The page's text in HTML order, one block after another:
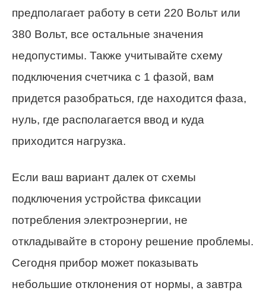
предполагает работу в сети 220 Вольт или
380 Вольт, все остальные значения
недопустимы. Также учитывайте схему
подключения счетчика с 1 фазой, вам
придется разобраться, где находится фаза,
нуль, где располагается ввод и куда
приходится нагрузка.
Если ваш вариант далек от схемы
подключения устройства фиксации
потребления электроэнергии, не
откладывайте в сторону решение проблемы.
Сегодня прибор может показывать
небольшие отклонения от нормы, а завтра